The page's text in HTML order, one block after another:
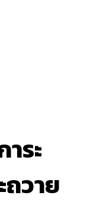
ระ
วาย